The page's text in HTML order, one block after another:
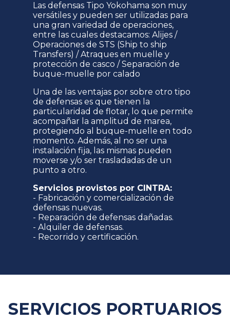
Las defensas Tipo Yokohama son muy
versátiles y pueden ser utilizadas para
una gran variedad de operaciones,
entre las cuales destacamos: Alijes /
Operaciones de STS (Ship to ship
Transfers) / Atraques en muelle y
protección de casco / Separación de
buque-muelle por calado
Una de las ventajas por sobre otro tipo
de defensas es que tienen la
particularidad de flotar, lo que permite
acompañar la amplitud de marea,
protegiendo al buque-muelle en todo
momento. Además, al no ser una
instalación fija, las mismas pueden
moverse y/o ser trasladadas de un
punto a otro.
Servicios provistos por CINTRA:
- Fabricación y comercialización de
defensas nuevas.
- Reparación de defensas dañadas.
- Alquiler de defensas.
- Recorrido y certificación.
SERVICIOS PORTUARIOS